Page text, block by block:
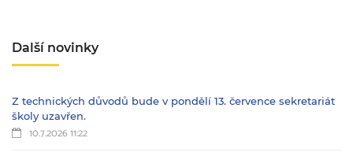
Další novinky
Z technických důvodů bude v pondělí 13. července sekretariát
školy uzavřen.
10.7.2026 11:22